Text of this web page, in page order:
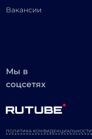
Вакансии
Мы в
соцсетях
ПОЛИТИКА КОНФИДЕНЦИАЛЬНОСТИ